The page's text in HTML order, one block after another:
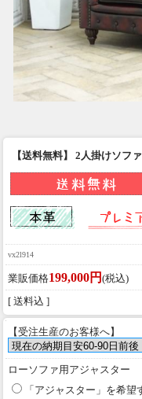
【送料無料】 2人掛けソ
vx2l914
業販価格199,000円 (税込)
[ 送料込 ]
【受注生産のお客様へ】
ローソファ用アジャスター
「アジャスター」を希望